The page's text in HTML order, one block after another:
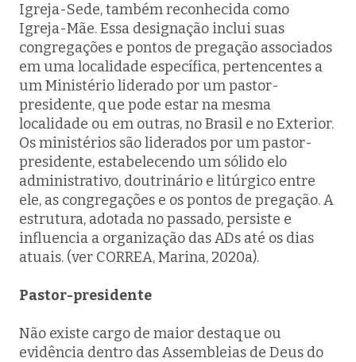
Igreja-Sede, também reconhecida como
Igreja-Mãe. Essa designação inclui suas
congregações e pontos de pregação associados
em uma localidade específica, pertencentes a
um Ministério liderado por um pastor-
presidente, que pode estar na mesma
localidade ou em outras, no Brasil e no Exterior.
Os ministérios são liderados por um pastor-
presidente, estabelecendo um sólido elo
administrativo, doutrinário e litúrgico entre
ele, as congregações e os pontos de pregação. A
estrutura, adotada no passado, persiste e
influencia a organização das ADs até os dias
atuais. (ver CORREA, Marina, 2020a).
Pastor-presidente
Não existe cargo de maior destaque ou
evidência dentro das Assembleias de Deus do